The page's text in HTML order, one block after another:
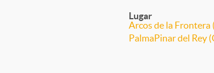
Lugar
Arcos de la Frontera
PalmaPinar del Rey